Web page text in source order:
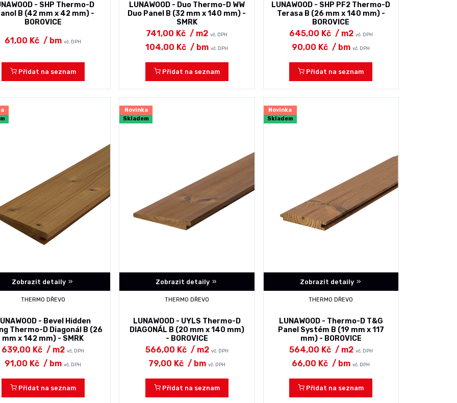
- SHP Thermo-D
B (42 mm x 42 mm) -
BOROVICE
61,00 Kč / bm vč. DPH
Přidat na seznam
LUNAWOOD - Duo Thermo-D WW
Duo Panel B (32 mm x 140 mm) -
SMRK
741,00 Kč / m2 vč. DPH
104,00 Kč / bm vč. DPH
Přidat na seznam
LUNAWOOD - SHP PF2 Thermo-D
Terasa B (26 mm x 140 mm) -
BOROVICE
645,00 Kč / m2 vč. DPH
90,00 Kč / bm vč. DPH
Přidat na seznam
Zobrazit detaily
THERMO DŘEVO
- Bevel Hidden
Thermo-D Diagonál B (26
mm x 142 mm) - SMRK
639,00 Kč / m2 vč. DPH
91,00 Kč / bm vč. DPH
Přidat na seznam
Novinka
Skladem
Zobrazit detaily
THERMO DŘEVO
LUNAWOOD - UYLS Thermo-D
DIAGONÁL B (20 mm x 140 mm)
- BOROVICE
566,00 Kč / m2 vč. DPH
79,00 Kč / bm vč. DPH
Přidat na seznam
Novinka
Skladem
Zobrazit detaily
THERMO DŘEVO
LUNAWOOD - Thermo-D T&G
Panel Systém B (19 mm x 117
mm) - BOROVICE
564,00 Kč / m2 vč. DPH
66,00 Kč / bm vč. DPH
Přidat na seznam